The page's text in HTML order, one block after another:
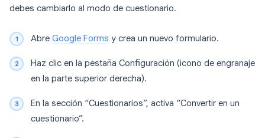
debes cambiarlo al modo de cuestionario.
Abre Google Forms y crea un nuevo formulario.
Haz clic en la pestaña Configuración (icono de engranaje
en la parte superior derecha).
En la sección “Cuestionarios”, activa “Convertir en un
cuestionario”.